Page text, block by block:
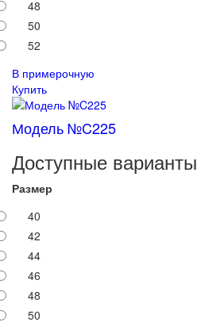
48
50
52
В примерочную
Купить
Модель №C225
Доступные варианты
Размер
40
42
44
46
48
50